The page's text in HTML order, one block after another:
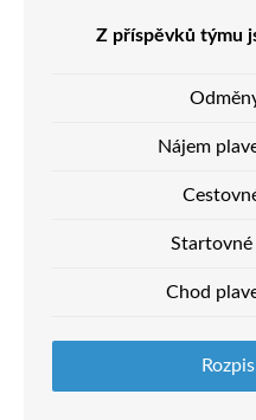
Z příspěvků týmu
Nájem
Startovné
Chod